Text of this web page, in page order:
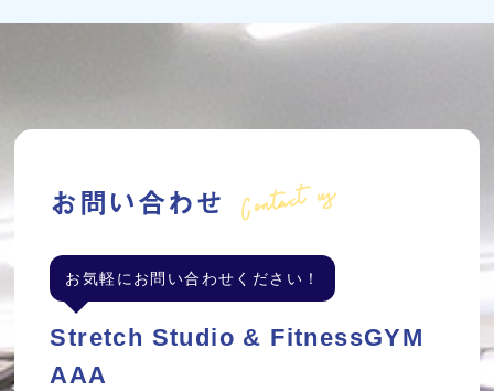
お問い合わせ Contact us
お気軽にお問い合わせください！
Stretch Studio & FitnessGYM
AAA